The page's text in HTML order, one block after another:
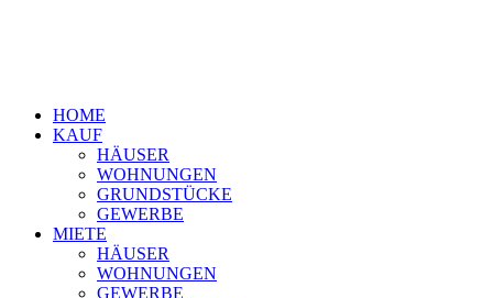
HOME
KAUF
HÄUSER
WOHNUNGEN
GRUNDSTÜCKE
GEWERBE
MIETE
HÄUSER
WOHNUNGEN
GEWERBE